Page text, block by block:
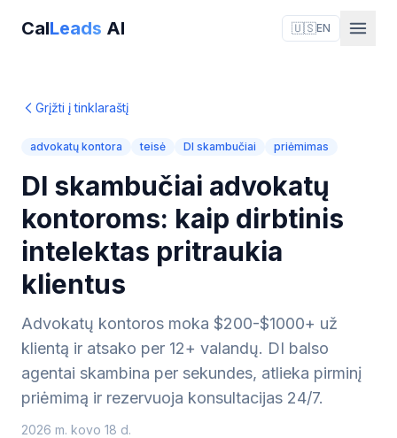
CalLeads AI 🇺🇸EN
Grįžti į tinklaraštį
advokatų kontora teisė DI skambučiai priėmimas
DI skambučiai advokatų
kontoroms: kaip dirbtinis
intelektas pritraukia
klientus
Advokatų kontoros moka $200-$1000+ už
klientą ir atsako per 12+ valandų. DI balso
agentai skambina per sekundes, atlieka pirminį
priėmimą ir rezervuoja konsultacijas 24/7.
2026 m. kovo 18 d.